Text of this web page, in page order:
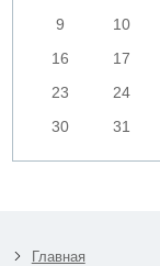
9
10
16
17
23
24
30
31
Главная